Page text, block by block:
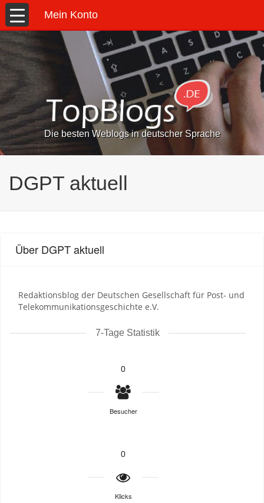
Mein Konto
Die besten Weblogs in deutscher Sprache
DGPT aktuell
Über DGPT aktuell
Redaktionsblog der Deutschen Gesellschaft für Post- und
Telekommunikationsgeschichte e.V.
7-Tage Statistik
0
Besucher
0
Klicks